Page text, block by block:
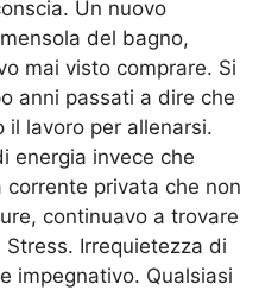
Un nuovo
del bagno,
mai visto comprare. Si
anni passati a dire che
il lavoro per allenarsi.
energia invece che
privata che non
continuavo a trovare
Irrequietezza di
impegnativo. Qualsiasi